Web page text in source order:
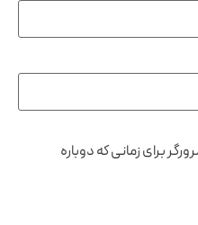
برای زمانی که دوباره